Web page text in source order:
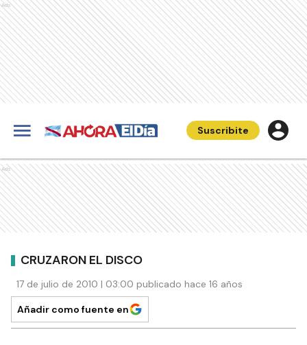
Ads
Suscribite
Ads
CRUZARON EL DISCO
17 de julio de 2010 | 03:00 publicado hace 16 años
Añadir como fuente en